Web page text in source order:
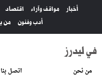
أخبار مواقف وآراء اقتصاد
أدب وفنون
من
في ليدرز
من نحن اتصل بنا